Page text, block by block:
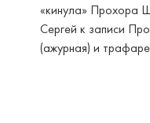
«кинула» Прохора
Сергей к записи
(ажурная) и